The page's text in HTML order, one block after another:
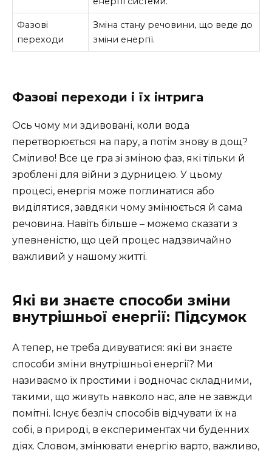
Фазові
переходи
Зміна стану речовини, що веде до
зміни енергії.
Фазові переходи і їх інтрига
Ось чому ми здивовані, коли вода
перетворюється на пару, а потім знову в дощ?
Сміливо! Все це гра зі зміною фаз, які тільки й
зроблені для війни з дурницею. У цьому
процесі, енергія може поглинатися або
виділятися, завдяки чому змінюється й сама
речовина. Навіть більше – можемо сказати з
упевненістю, що цей процес надзвичайно
важливий у нашому житті.
Які ви знаєте способи зміни
внутрішньої енергії: Підсумок
А тепер, не треба дивуватися: які ви знаєте
способи зміни внутрішньої енергії? Ми
називаємо їх простими і водночас складними,
такими, що живуть навколо нас, але не завжди
помітні. Існує безліч способів відчувати їх на
собі, в природі, в експериментах чи буденних
діях. Словом, змінювати енергію варто, важливо,